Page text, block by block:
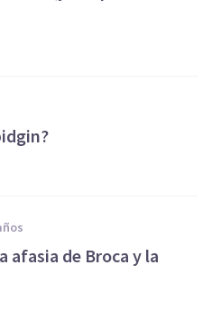
afasia de Broca y la